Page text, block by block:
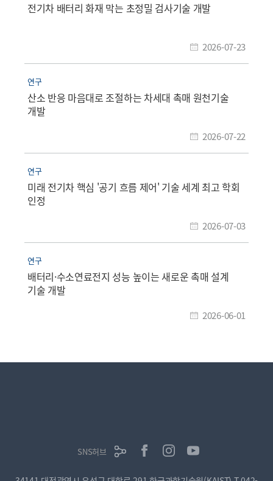
전기차 배터리 화재 막는 초정밀 검사기술 개발
2026-07-23
연구
산소 반응 마음대로 조절하는 차세대 촉매 원천기술
개발
2026-07-22
연구
미래 전기차 핵심 '공기 흐름 제어' 기술 세계 최고 학회
인정
2026-07-03
연구
배터리·수소연료전지 성능 높이는 새로운 촉매 설계
기술 개발
2026-06-01
SNS허브